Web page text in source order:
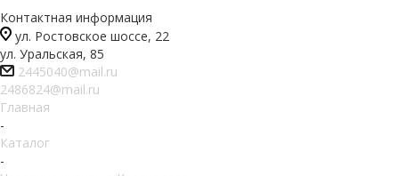
Контактная информация
ул. Ростовское шоссе, 22
ул. Уральская, 85
2445040@mail.ru
2486824@mail.ru
Главная
-
Каталог
-